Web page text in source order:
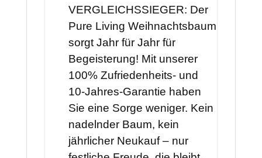
VERGLEICHSSIEGER: Der
Pure Living Weihnachtsbaum
sorgt Jahr für Jahr für
Begeisterung! Mit unserer
100% Zufriedenheits- und
10-Jahres-Garantie haben
Sie eine Sorge weniger. Kein
nadelnder Baum, kein
jährlicher Neukauf – nur